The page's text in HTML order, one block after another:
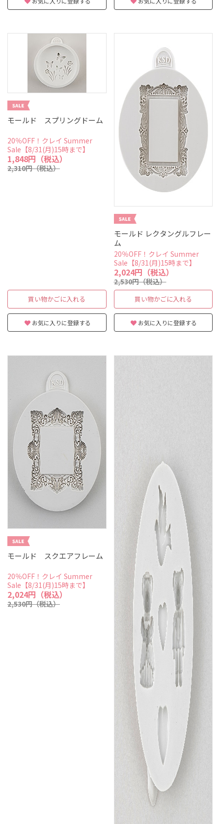
モールド スプリングドーム
20％OFF！クレイ Summer
Sale【8/31(月)15時まで】
1,848円（税込）
2,310円（税込）
買い物かごに入れる
お気に入りに登録する
モールド レクタングルフレー
ム
20％OFF！クレイ Summer
Sale【8/31(月)15時まで】
2,024円（税込）
2,530円（税込）
買い物かごに入れる
お気に入りに登録する
モールド スクエアフレーム
20％OFF！クレイ Summer
Sale【8/31(月)15時まで】
2,024円（税込）
2,530円（税込）